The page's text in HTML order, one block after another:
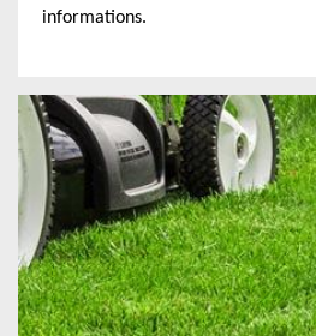
informations.